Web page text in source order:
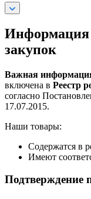
Информация
закупок
Важная
включена в Реестр
согласно
17.07.2015.
Наши товары:
Содержатся в
Имеют
Подтверждение